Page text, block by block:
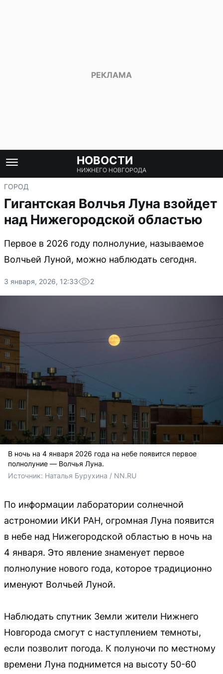
НОВОСТИ
НИЖНЕГО НОВГОРОДА
ГОРОД
Гигантская Волчья Луна взойдет
над Нижегородской областью
Первое в 2026 году полнолуние, называемое
Волчьей Луной, можно наблюдать сегодня.
3 января, 2026, 12:33 2
В ночь на 4 января 2026 года на небе появится первое
полнолуние — Волчья Луна.
Источник: Наталья Бурухина / NN.RU
По информации лаборатории солнечной
астрономии ИКИ РАН, огромная Луна появится
в небе над Нижегородской областью в ночь на
4 января. Это явление знаменует первое
полнолуние нового года, которое традиционно
именуют Волчьей Луной.
Наблюдать спутник Земли жители Нижнего
Новгорода смогут с наступлением темноты,
если позволит погода. К полуночи по местному
времени Луна поднимется на высоту 50-60